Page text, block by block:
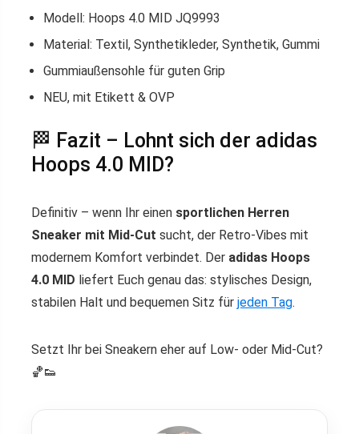
Modell: Hoops 4.0 MID JQ9993
Material: Textil, Synthetikleder, Synthetik, Gummi
Gummiaußensohle für guten Grip
NEU, mit Etikett & OVP
🏁 Fazit – Lohnt sich der adidas
Hoops 4.0 MID?
Definitiv – wenn Ihr einen sportlichen Herren
Sneaker mit Mid-Cut sucht, der Retro-Vibes mit
modernem Komfort verbindet. Der adidas Hoops
4.0 MID liefert Euch genau das: stylisches Design,
stabilen Halt und bequemen Sitz für jeden Tag.
Setzt Ihr bei Sneakern eher auf Low- oder Mid-Cut?
🏀👟